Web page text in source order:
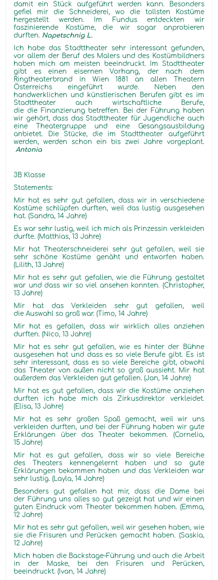
damit ein Stück aufgeführt werden kann. Besonders
gefiel mir die Schneiderei, wo die tollsten Kostüme
hergestellt werden. Im Fundus entdeckten wir
faszinierende Kostüme, die wir sogar anprobieren
durften. Napetschnig L.
Ich habe das Stadttheater sehr interessant gefunden,
vor allem der Beruf des Malers und des Kostümbildners
haben mich am meisten beeindruckt. Im Stadttheater
gibt es einen eisernen Vorhang, der nach dem
Ringtheaterbrand in Wien 1881 an allen Theatern
Österreichs eingeführt wurde. Neben den
handwerklichen und künstlerischen Berufen gibt es im
Stadttheater auch wirtschaftliche Berufe,
die die Finanzierung betreffen. Bei der Führung haben
wir gehört, dass das Stadttheater für Jugendliche auch
eine Theatergruppe und eine Gesangsausbildung
anbietet. Die Stücke, die im Stadttheater aufgeführt
werden, werden schon ein bis zwei Jahre vorgeplant.
Antonia
3B Klasse
Statements:
Mir hat es sehr gut gefallen, dass wir in verschiedene
Kostüme schlüpfen durften, weil das lustig ausgesehen
hat. (Sandra, 14 Jahre)
Es war sehr lustig, weil ich mich als Prinzessin verkleiden
durfte. (Matthias, 13 Jahre)
Mir hat Theaterschneiderei sehr gut gefallen, weil sie
sehr schöne Kostüme genäht und entworfen haben.
(Lilith, 13 Jahre)
Mir hat es sehr gut gefallen, wie die Führung gestaltet
war und dass wir so viel ansehen konnten. (Christopher,
13 Jahre)
Mir hat das Verkleiden sehr gut gefallen, weil
die Auswahl so groß war. (Timo, 14 Jahre)
Mir hat es gefallen, dass wir wirklich alles anziehen
durften. (Nico, 13 Jahre)
Mir hat es sehr gut gefallen, wie es hinter der Bühne
ausgesehen hat und dass es so viele Berufe gibt. Es ist
sehr interessant, dass es so viele Bereiche gibt, obwohl
das Theater von außen nicht so groß aussieht. Mir hat
außerdem das Verkleiden gut gefallen. (Jan, 14 Jahre)
Mir hat es gut gefallen, dass wir die Kostüme anziehen
durften ich habe mich als Zirkusdirektor verkleidet.
(Elisa, 13 Jahre)
Mir hat es sehr großen Spaß gemacht, weil wir uns
verkleiden durften, und bei der Führung haben wir gute
Erklärungen über das Theater bekommen. (Cornelia,
15 Jahre)
Mir hat es gut gefallen, dass wir so viele Bereiche
des Theaters kennengelernt haben und so gute
Erklärungen bekommen haben und das Verkleiden war
sehr lustig. (Layla, 14 Jahre)
Besonders gut gefallen hat mir, dass die Dame bei
der Führung uns alles so gut gezeigt hat und wir einen
guten Eindruck vom Theater bekommen haben. (Emma,
12 Jahre)
Mir hat es sehr gut gefallen, weil wir gesehen haben, wie
sie die Frisuren und Perücken gemacht haben. (Saskia,
12 Jahre)
Mich haben die Backstage-Führung und auch die Arbeit
in der Maske, bei den Frisuren und Perücken,
beeindruckt. (Ivan, 14 Jahre)